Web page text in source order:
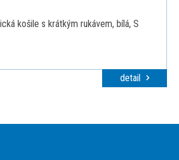
košile s krátkým rukávem, bílá, S
detail